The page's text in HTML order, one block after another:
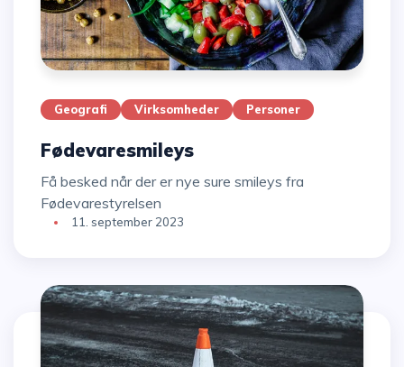
Geografi Virksomheder Personer
Fødevaresmileys
Få besked når der er nye sure smileys fra
Fødevarestyrelsen
11. september 2023